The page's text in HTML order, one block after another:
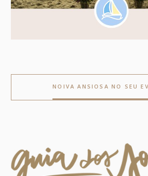
NOIVA ANSIOSA NO SEU